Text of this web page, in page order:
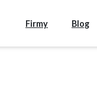
Firmy Blog